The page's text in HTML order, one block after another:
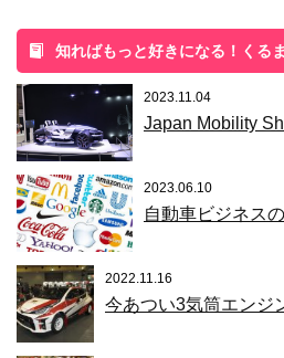
知ればもっと好きになる！くる
2023.11.04
Japan Mobility
2023.06.10
自動車ビジネス
2022.11.16
今あつい3気筒エンジ